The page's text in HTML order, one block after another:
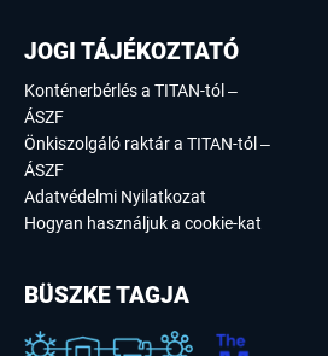
JOGI TÁJÉKOZTATÓ
Konténerbérlés a TITAN-tól –
ÁSZF
Önkiszolgáló raktár a TITAN-tól –
ÁSZF
Adatvédelmi Nyilatkozat
Hogyan használjuk a cookie-kat
BÜSZKE TAGJA